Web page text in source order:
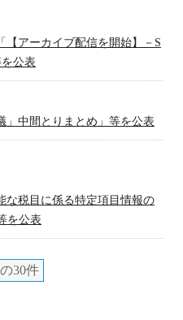
【アーカイブ配信を開始】－S
公表
」中間とりまとめ」等を公表
な税目に係る特定項目情報の
を公表
30件